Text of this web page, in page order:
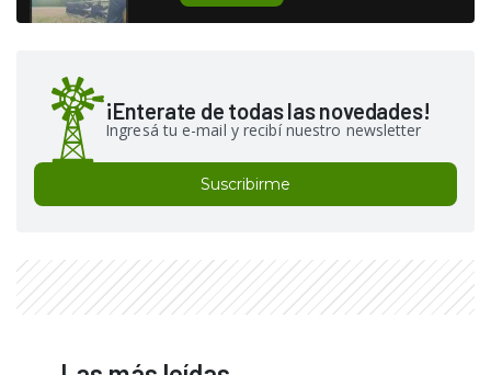
¡Enterate de todas las novedades!
Ingresá tu e-mail y recibí nuestro newsletter
Suscribirme